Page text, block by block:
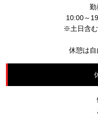
勤
10:00～
※土日含
休憩は自